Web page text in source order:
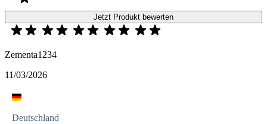
Jetzt Produkt bewerten
Zementa1234
11/03/2026
Deutschland